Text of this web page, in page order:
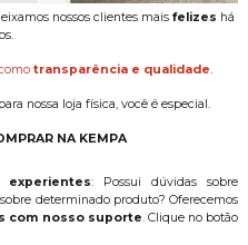
nossos clientes mais felizes há
transparência e qualidade.
nossa loja física, você é especial.
NA KEMPA
experientes: Possui dúvidas sobre
determinado produto? Oferecemos
com nosso suporte. Clique no botão